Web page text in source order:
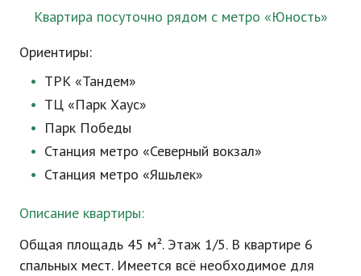
Квартира посуточно рядом с метро «Юность»
Ориентиры:
ТРК «Тандем»
ТЦ «Парк Хаус»
Парк Победы
Станция метро «Северный вокзал»
Станция метро «Яшьлек»
Описание квартиры:
Общая площадь 45 м². Этаж 1/5. В квартире 6
спальных мест. Имеется всё необходимое для